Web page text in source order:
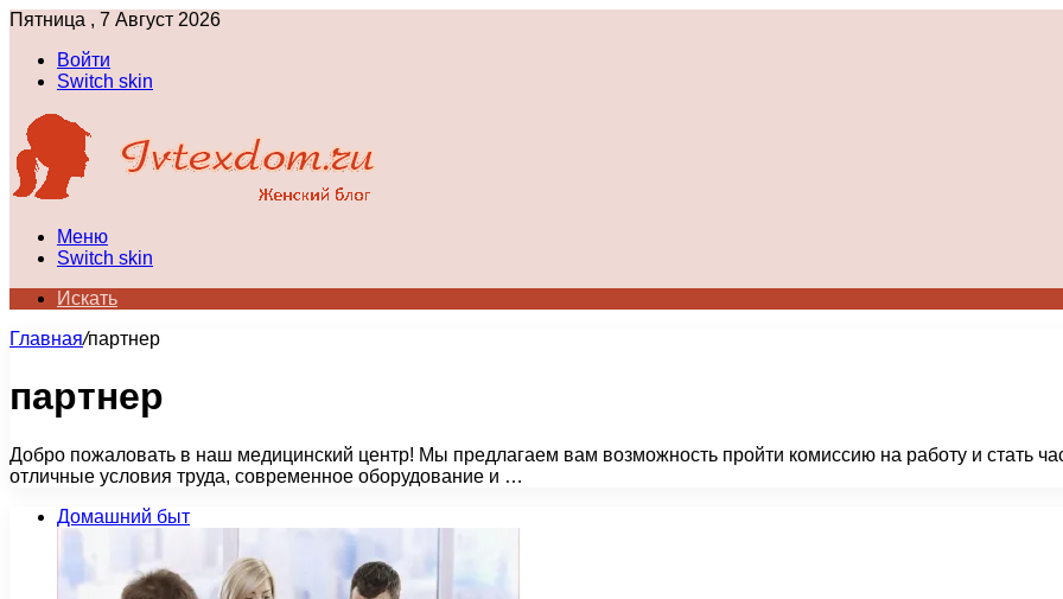
Пятница , 7 Август 2026
Войти
Switch skin
Меню
Switch skin
Искать
Главная/партнер
партнер
Добро пожаловать в наш медицинский центр! Мы предлагаем вам возможность пройти комиссию на работу и стать
отличные условия труда, современное оборудование и …
Домашний быт